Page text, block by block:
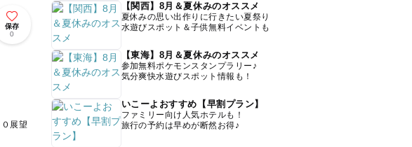
保存
0
【関西】8月＆夏休みのオススメ
夏休みの思い出作りに行きたい夏祭り
水遊びスポット＆子供無料イベントも
【東海】8月＆夏休みのオススメ
参加無料ポケモンスタンプラリー♪
気分爽快水遊びスポット情報も！
いこーよおすすめ【早割プラン】
ファミリー向け人気ホテルも！
旅行の予約は早めが断然お得♪